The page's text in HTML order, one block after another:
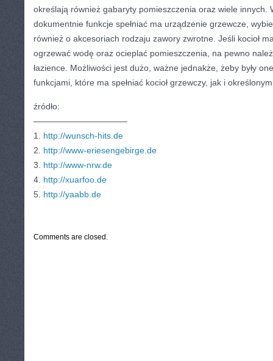
określają również gabaryty pomieszczenia oraz wiele innych.
dokumentnie funkcje spełniać ma urządzenie grzewcze,
również o akcesoriach rodzaju zawory zwrotne. Jeśli kocioł
ogrzewać wodę oraz ocieplać pomieszczenia, na pewno
łazience. Możliwości jest dużo, ważne jednakże, żeby były
funkcjami, które ma spełniać kocioł grzewczy, jak i
źródło:
———————————
1. http://wunsch-hits.de
2. http://www-eriesengebirge.de
3. http://www-nrw.de
4. http://xuarfoo.de
5. http://yaabb.de
Comments are closed.